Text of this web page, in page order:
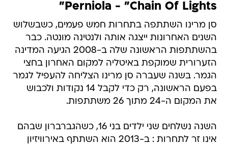
Perniola - "Chain Of Lights"
סן מרינו השתתפה בתחרות חמש פעמים, כשבשלוש
השנים האחרונות ייצגה אותה ולנטינה מונטה. כבר
בהשתתפות הראשונה שלה ב-2008 הגיעה המדינה
הזערורית שמוקפת באיטליה למקום האחרון בחצי
הגמר. בשנה שעברה סן מרינו הצליחה להעפיל לגמר
בפעם הראשונה, רק כדי לקבל 14 נקודות ולכבוש
את המקום ה-24 מתוך 26 משתתפות.
השנה נשלחים שני ילדים בני 16, כשהגברברון שבהם
אינו זר לתחרות : ב-2013 הוא השתתף באירוויזיון